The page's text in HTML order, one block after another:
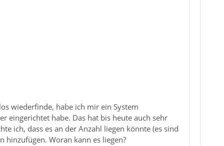
wiederfinde, habe ich mir ein System
eingerichtet habe. Das hat bis heute auch sehr
ich, dass es an der Anzahl liegen könnte (es sind
hinzufügen. Woran kann es liegen?